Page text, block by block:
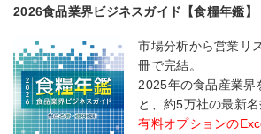
2026食品業界ビジネスガイド【食糧年鑑】
市場分析から営業リ
冊で完結。
2025年の食品産業界
と、約5万社の最新名
有料オプションの